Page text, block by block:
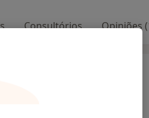
Consultórios Opiniões
com resultados